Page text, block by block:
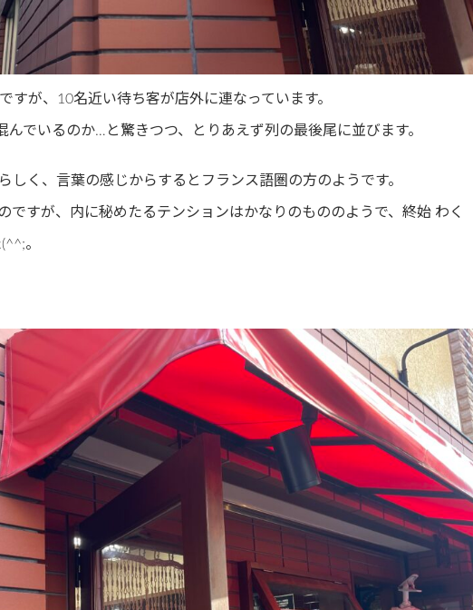
すが、10名近い待ち客が店外に連なっています。
でいるのか…と驚きつつ、とりあえず列の最後尾に並びます。
しく、言葉の感じからするとフランス語圏の方のようです。
ですが、内に秘めたるテンションはかなりのもののようで、終始 わく
。